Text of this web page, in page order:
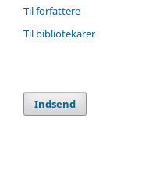
Til forfattere
Til bibliotekarer
Indsend